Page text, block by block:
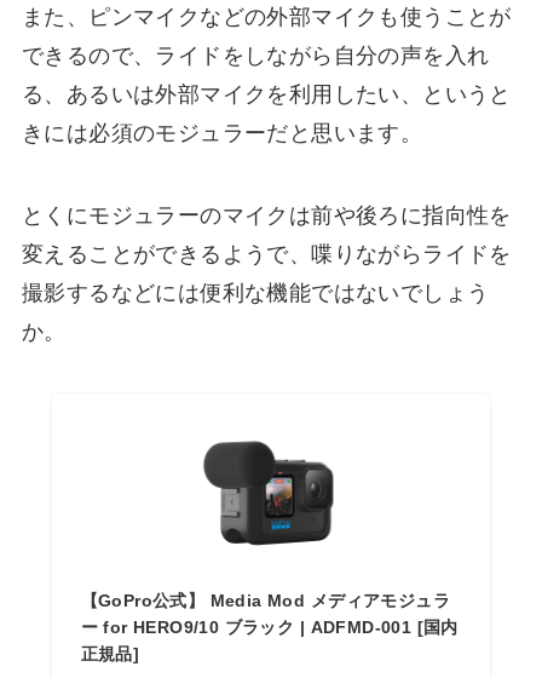
また、ピンマイクなどの外部マイクも使うことが
できるので、ライドをしながら自分の声を入れ
る、あるいは外部マイクを利用したい、というと
きには必須のモジュラーだと思います。
とくにモジュラーのマイクは前や後ろに指向性を
変えることができるようで、喋りながらライドを
撮影するなどには便利な機能ではないでしょう
か。
【GoPro公式】 Media Mod メディアモジュラ
ー for HERO9/10 ブラック | ADFMD-001 [国内
正規品]